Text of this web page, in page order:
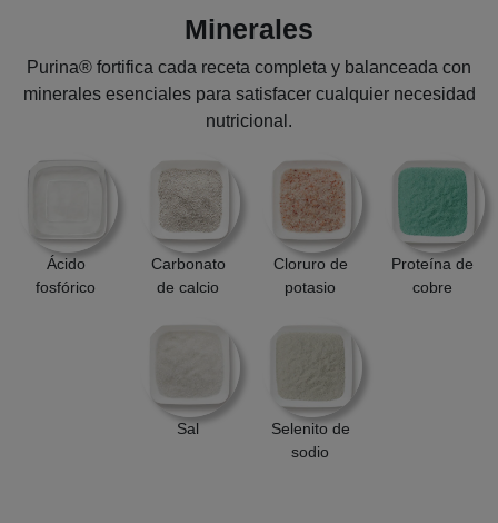
Minerales
Purina® fortifica cada receta completa y balanceada con
minerales esenciales para satisfacer cualquier necesidad
nutricional.
Ácido
fosfórico
Carbonato
de calcio
Cloruro de
potasio
Proteína de
cobre
Sal
Selenito de
sodio